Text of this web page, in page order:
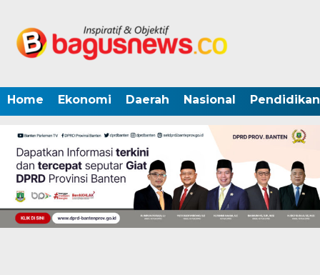
Home Ekonomi Daerah Nasional Pendidikan